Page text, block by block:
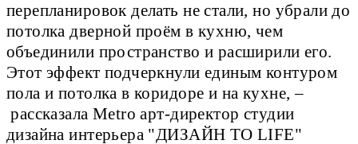
перепланировок делать не стали, но убрали до
потолка дверной проём в кухню, чем
объединили пространство и расширили его.
Этот эффект подчеркнули единым контуром
пола и потолка в коридоре и на кухне, –
рассказала Metro арт-директор студии
дизайна интерьера "ДИЗАЙН TO LIFE"